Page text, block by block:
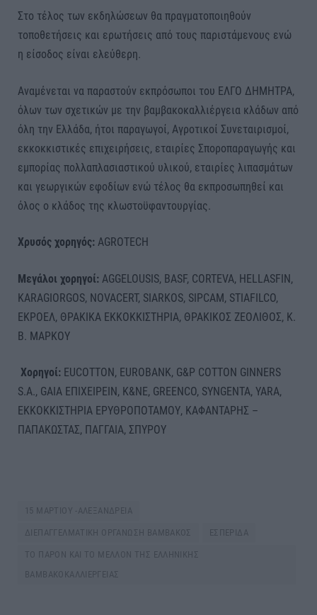
Στο τέλος των εκδηλώσεων θα πραγματοποιηθούν
τοποθετήσεις και ερωτήσεις από τους παριστάμενους ενώ
η είσοδος είναι ελεύθερη.
Αναμένεται να παραστούν εκπρόσωποι του ΕΛΓΟ ΔΗΜΗΤΡΑ,
όλων των σχετικών με την βαμβακοκαλλιέργεια κλάδων από
όλη την Ελλάδα, ήτοι παραγωγοί, Αγροτικοί Συνεταιρισμοί,
εκκοκκιστικές επιχειρήσεις, εταιρίες Σποροπαραγωγής και
εμπορίας πολλαπλασιαστικού υλικού, εταιρίες λιπασμάτων
και γεωργικών εφοδίων ενώ τέλος θα εκπροσωπηθεί και
όλος ο κλάδος της κλωστοϋφαντουργίας.
Χρυσός χορηγός: AGROTECH
Μεγάλοι χορηγοί: AGGELOUSIS, BASF, CORTEVA, HELLASFIN,
KARAGIORGOS, NOVACERT, SIARKOS, SIPCAM, STIAFILCO,
ΕΚΡΟΕΛ, ΘΡΑΚΙΚΑ ΕΚΚΟΚΚΙΣΤΗΡΙΑ, ΘΡΑΚΙΚΟΣ ΖΕΟΛΙΘΟΣ, Κ.
Β. ΜΑΡΚΟΥ
Χορηγοί: EUCOTTON, EUROBANK, G&P COTTON GINNERS
S.A., GAIA ΕΠΙΧΕΙΡΕΙΝ, Κ&ΝΕ, GREENCO, SYNGENTA, YARA,
ΕΚΚΟΚΚΙΣΤΗΡΙΑ ΕΡΥΘΡΟΠΟΤΑΜΟΥ, ΚΑΦΑΝΤΑΡΗΣ –
ΠΑΠΑΚΩΣΤΑΣ, ΠΑΓΓΑΙΑ, ΣΠΥΡΟΥ
15 ΜΑΡΤΙΟΥ -ΑΛΕΞΑΝΔΡΕΙΑ
ΔΙΕΠΑΓΓΕΛΜΑΤΙΚΗ ΟΡΓΑΝΩΣΗ ΒΑΜΒΑΚΟΣ ΕΣΠΕΡΙΔΑ
ΤΟ ΠΑΡΟΝ ΚΑΙ ΤΟ ΜΕΛΛΟΝ ΤΗΣ ΕΛΛΗΝΙΚΗΣ
ΒΑΜΒΑΚΟΚΑΛΛΙΕΡΓΕΙΑΣ